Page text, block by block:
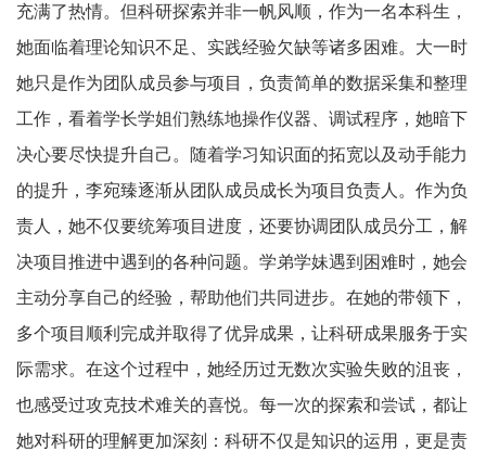
充满了热情。但科研探索并非一帆风顺，作为一名本科生，
她面临着理论知识不足、实践经验欠缺等诸多困难。大一时
她只是作为团队成员参与项目，负责简单的数据采集和整理
工作，看着学长学姐们熟练地操作仪器、调试程序，她暗下
决心要尽快提升自己。随着学习知识面的拓宽以及动手能力
的提升，李宛臻逐渐从团队成员成长为项目负责人。作为负
责人，她不仅要统筹项目进度，还要协调团队成员分工，解
决项目推进中遇到的各种问题。学弟学妹遇到困难时，她会
主动分享自己的经验，帮助他们共同进步。在她的带领下，
多个项目顺利完成并取得了优异成果，让科研成果服务于实
际需求。在这个过程中，她经历过无数次实验失败的沮丧，
也感受过攻克技术难关的喜悦。每一次的探索和尝试，都让
她对科研的理解更加深刻：科研不仅是知识的运用，更是责